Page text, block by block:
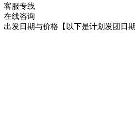
客服专线
在线咨询
出发日期与价格 【以下是计划发团日